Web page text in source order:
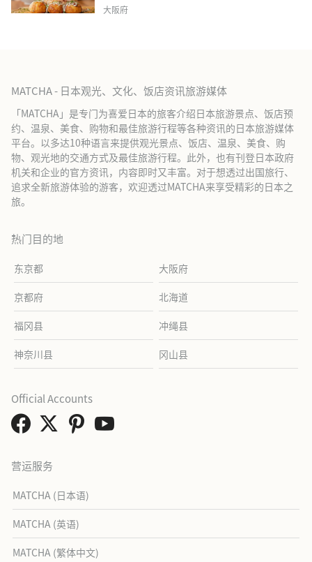
大阪府
MATCHA - 日本观光、文化、饭店资讯旅游媒体
「MATCHA」是专门为喜爱日本的旅客介绍日本旅游景点、饭店预
约、温泉、美食、购物和最佳旅游行程等各种资讯的日本旅游媒体
平台。以多达10种语言来提供观光景点、饭店、温泉、美食、购
物、观光地的交通方式及最佳旅游行程。此外，也有刊登日本政府
机关和企业的官方资讯，内容即时又丰富。对于想透过出国旅行、
追求全新旅游体验的游客，欢迎透过MATCHA来享受精彩的日本之
旅。
热门目的地
东京都 大阪府
京都府 北海道
福冈县 冲绳县
神奈川县 冈山县
营运服务
MATCHA (日本语)
MATCHA (英语)
MATCHA (繁体中文)
Official Accounts